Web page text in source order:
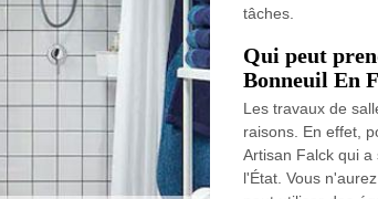
tâches.
Qui peut
Bonneuil En
Les travaux de
raisons. En effet,
Artisan Falck qui
l'État. Vous